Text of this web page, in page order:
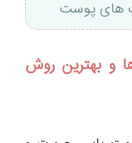
های پوست
بهترین روش